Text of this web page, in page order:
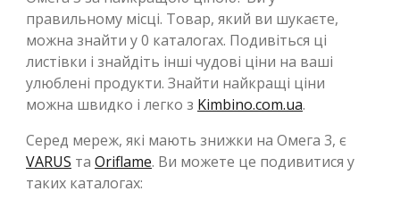
правильному місці. Товар, який ви шукаєте,
можна знайти у 0 каталогах. Подивіться ці
листівки і знайдіть інші чудові ціни на ваші
улюблені продукти. Знайти найкращі ціни
можна швидко і легко з Kimbino.com.ua.
Серед мереж, які мають знижки на Омега 3, є
VARUS та Oriflame. Ви можете це подивитися у
таких каталогах: